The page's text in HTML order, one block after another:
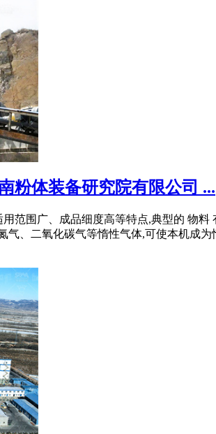
粉体装备研究院有限公司 ...
范围广、成品细度高等特点,典型的 物
气、二氧化碳气等惰性气体,可使本机成为